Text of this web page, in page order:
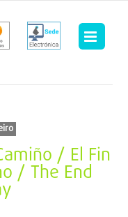
/ El Fin
/ The End